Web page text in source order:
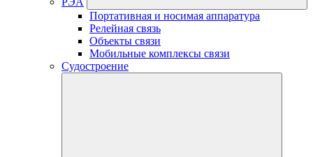
Портативная и носимая аппаратура
Релейная связь
Объекты связи
Мобильные комплексы связи
Судостроение